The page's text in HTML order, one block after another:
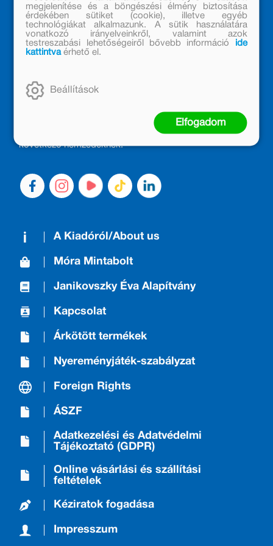
CSALÁDTAG
Kiadónk generációkat ajándékozott és ajándékoz meg az
olvasás örömével, olvasni szerető gyerekekből olvasni
szerető felnőttek lettek, akik mindezt továbbadták a
következő nemzedéknek.
A Kiadóról/About us
Móra Mintabolt
Janikovszky Éva Alapítvány
Kapcsolat
Árkötött termékek
Nyereményjáték-szabályzat
Foreign Rights
ÁSZF
Adatkezelési és Adatvédelmi
Tájékoztató (GDPR)
Online vásárlási és szállítási
feltételek
Kéziratok fogadása
Impresszum
megjelenítése és a böngészési élmény biztosítása
érdekében sütiket (cookie), illetve egyéb
technológiákat alkalmazunk. A sütik használatára
vonatkozó irányelveinkről, valamint azok
testreszabási lehetőségeiről bővebb információ
ide
kattintvaérhető el.
Beállítások
Elfogadom